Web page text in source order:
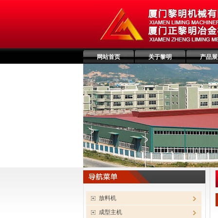
网站首页 关于黎明 产品
放料机
成型主机